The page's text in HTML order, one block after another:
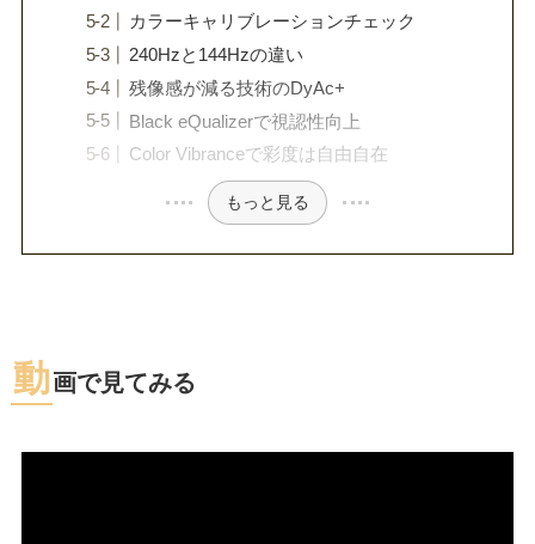
カラーキャリブレーションチェック
240Hzと144Hzの違い
残像感が減る技術のDyAc+
Black eQualizerで視認性向上
Color Vibranceで彩度は自由自在
もっと見る
動画で見てみる